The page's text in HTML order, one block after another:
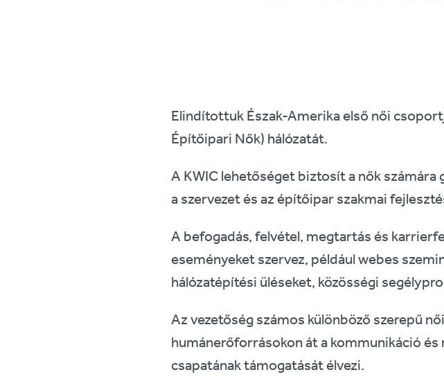
Elindítottuk Észak-Amerika első női
Építőipari Nők) hálózatát.
A KWIC lehetőséget biztosít a nők
a szervezet és az építőipar szakmai
A befogadás, felvétel, megtartás és
eseményeket szervez, például webes
hálózatépítési üléseket, közösségi
Az vezetőség számos különböző szerepű
humánerőforrásokon át a kommunikáció
csapatának támogatását élvezi.